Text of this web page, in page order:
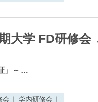
大学 FD研修会
」～ …
｜ 学内研修会｜